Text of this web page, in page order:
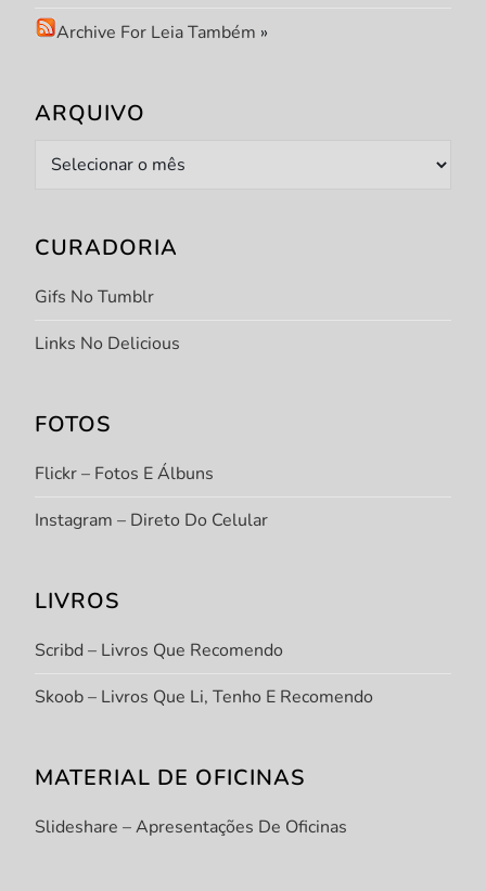
Archive For Leia Também »
ARQUIVO
Arquivo
CURADORIA
Gifs No Tumblr
Links No Delicious
FOTOS
Flickr – Fotos E Álbuns
Instagram – Direto Do Celular
LIVROS
Scribd – Livros Que Recomendo
Skoob – Livros Que Li, Tenho E Recomendo
MATERIAL DE OFICINAS
Slideshare – Apresentações De Oficinas